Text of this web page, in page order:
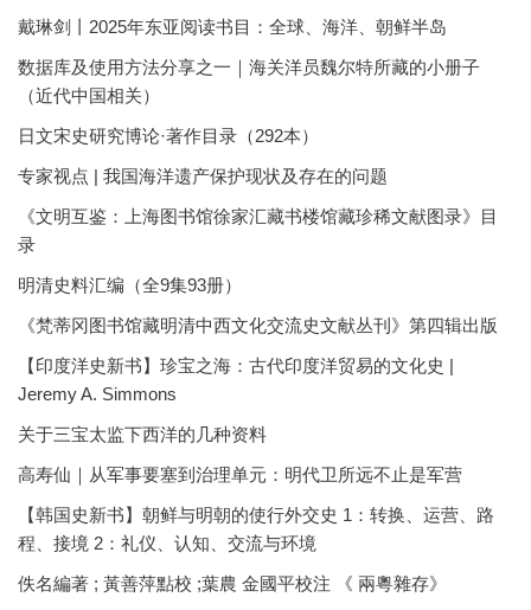
戴琳剑丨2025年东亚阅读书目：全球、海洋、朝鲜半岛
数据库及使用方法分享之一｜海关洋员魏尔特所藏的小册子
（近代中国相关）
日文宋史研究博论·著作目录（292本）
专家视点 | 我国海洋遗产保护现状及存在的问题
《文明互鉴：上海图书馆徐家汇藏书楼馆藏珍稀文献图录》目
录
明清史料汇编（全9集93册）
《梵蒂冈图书馆藏明清中西文化交流史文献丛刊》第四辑出版
【印度洋史新书】珍宝之海：古代印度洋贸易的文化史 |
Jeremy A. Simmons
关于三宝太监下西洋的几种资料
高寿仙｜从军事要塞到治理单元：明代卫所远不止是军营
【韩国史新书】朝鲜与明朝的使行外交史 1：转换、运营、路
程、接境 2：礼仪、认知、交流与环境
佚名編著 ; 黃善萍點校 ;葉農 金國平校注 《 兩粵雜存》